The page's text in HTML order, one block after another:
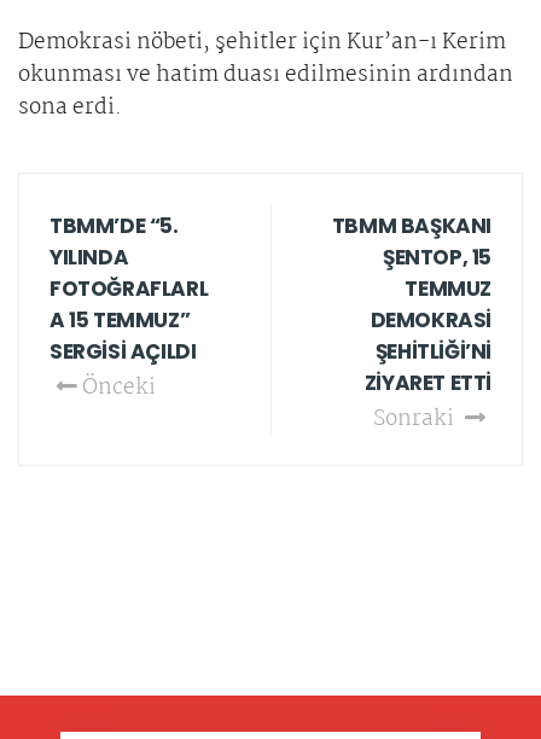
Demokrasi nöbeti, şehitler için Kur’an-ı Kerim
okunması ve hatim duası edilmesinin ardından
sona erdi.
TBMM’DE “5.
YILINDA
FOTOĞRAFLARL
A 15 TEMMUZ”
SERGİSİ AÇILDI
Önceki
TBMM BAŞKANI
ŞENTOP, 15
TEMMUZ
DEMOKRASİ
ŞEHİTLİĞİ’Nİ
ZİYARET ETTİ
Sonraki